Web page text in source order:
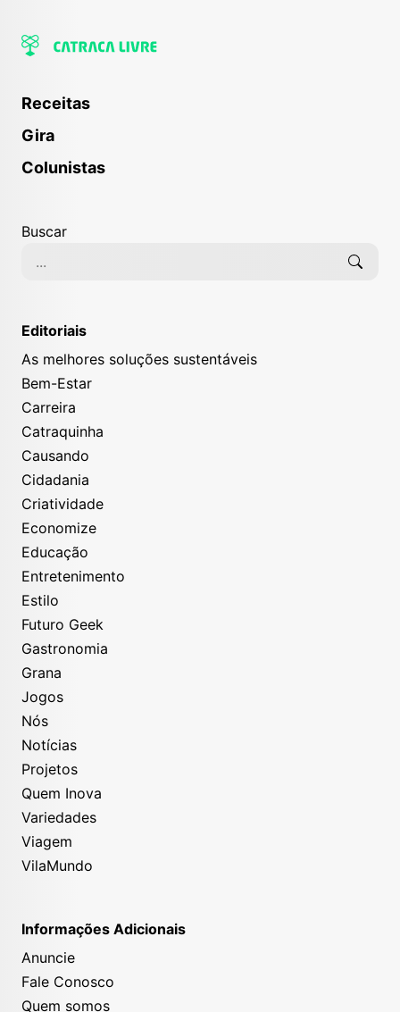
Receitas
Gira
Colunistas
Buscar
Editoriais
As melhores soluções sustentáveis
Bem-Estar
Carreira
Catraquinha
Causando
Cidadania
Criatividade
Economize
Educação
Entretenimento
Estilo
Futuro Geek
Gastronomia
Grana
Jogos
Nós
Notícias
Projetos
Quem Inova
Variedades
Viagem
VilaMundo
Informações Adicionais
Anuncie
Fale Conosco
Quem somos